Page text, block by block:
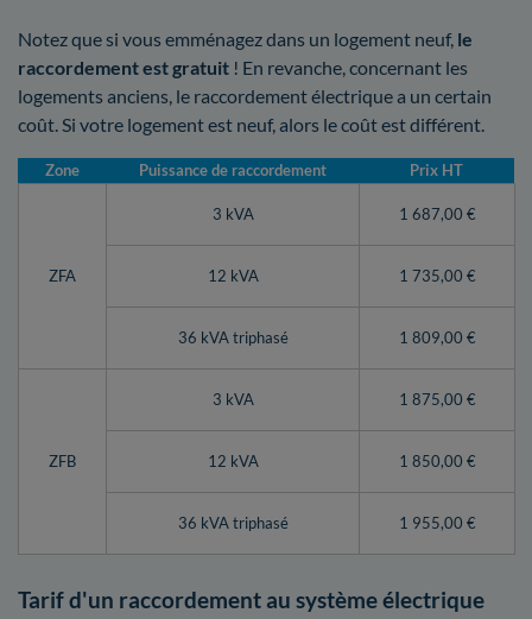
Notez que si vous emménagez dans un logement neuf, le
raccordement est gratuit ! En revanche, concernant les
logements anciens, le raccordement électrique a un certain
coût. Si votre logement est neuf, alors le coût est différent.
Zone Puissance de raccordement Prix HT
ZFA
3 kVA 1 687,00 €
12 kVA 1 735,00 €
36 kVA triphasé 1 809,00 €
ZFB
3 kVA 1 875,00 €
12 kVA 1 850,00 €
36 kVA triphasé 1 955,00 €
Tarif d'un raccordement au système électrique